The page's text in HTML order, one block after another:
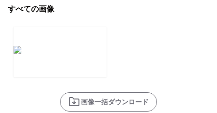
すべての画像
画像一括ダウンロード